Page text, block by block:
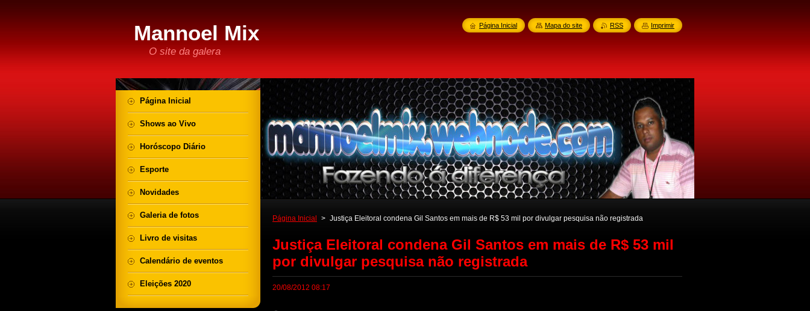
Mannoel Mix
O site da galera
Página Inicial > Justiça Eleitoral condena Gil Santos em mais de R$ 53 mil por divulgar pesquisa não registrada
Justiça Eleitoral condena Gil Santos em mais de R$ 53 mil
por divulgar pesquisa não registrada
20/08/2012 08:17
Página Inicial
Shows ao Vivo
Horóscopo Diário
Esporte
Novidades
Galeria de fotos
Livro de visitas
Calendário de eventos
Eleições 2020
Página Inicial Mapa do site RSS Imprimir